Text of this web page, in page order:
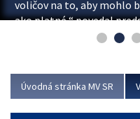
voličov na to, aby mohlo
ako platné,“ povedal
a kontrolu financovania
Úvodná stránka MV SR